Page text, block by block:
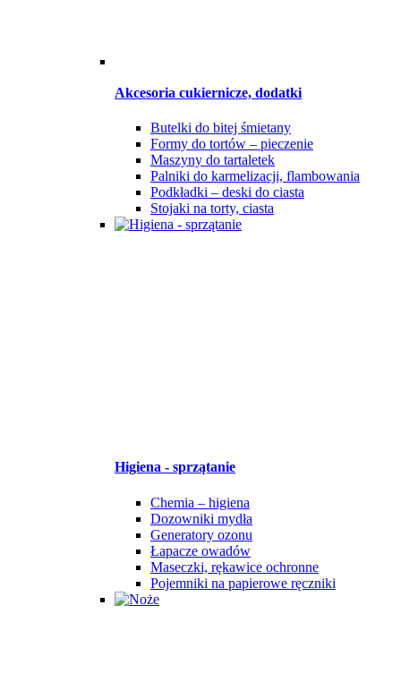
Akcesoria cukiernicze, dodatki
Butelki do bitej śmietany
Formy do tortów – pieczenie
Maszyny do tartaletek
Palniki do karmelizacji, flambowania
Podkładki – deski do ciasta
Stojaki na torty, ciasta
Higiena - sprzątanie
Chemia – higiena
Dozowniki mydła
Generatory ozonu
Łapacze owadów
Maseczki, rękawice ochronne
Pojemniki na papierowe ręczniki